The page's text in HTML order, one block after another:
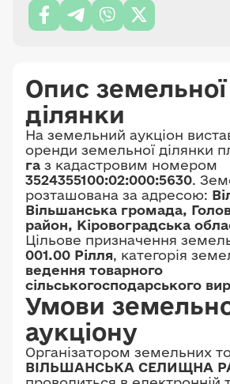
Опис земельної
ділянки
На земельний аукціон
оренди земельної ділянки
га з кадастровим номером
3524355100:02:000:5630.
розташована за адресою:
Вільшанська громада,
район, Кіровоградська
Цільове призначення
001.00 Рілля, категорія
ведення товарного
сільськогосподарського
Умови
аукціону
Організатором земельних
ВІЛЬШАНСЬКА СЕЛИЩНА